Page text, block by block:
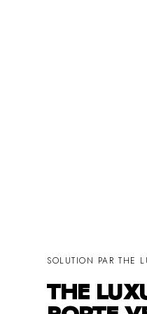
SOLUTION PAR THE
THE